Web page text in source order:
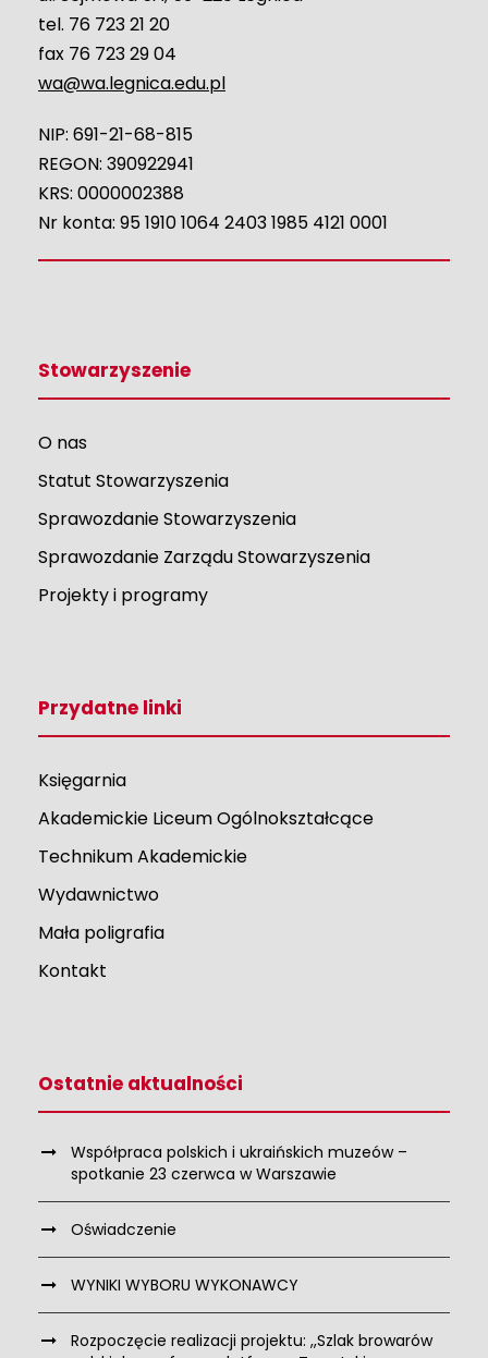
tel. 76 723 21 20
fax 76 723 29 04
wa@wa.legnica.edu.pl
NIP: 691-21-68-815
REGON: 390922941
KRS: 0000002388
Nr konta: 95 1910 1064 2403 1985 4121 0001
Stowarzyszenie
O nas
Statut Stowarzyszenia
Sprawozdanie Stowarzyszenia
Sprawozdanie Zarządu Stowarzyszenia
Projekty i programy
Przydatne linki
Księgarnia
Akademickie Liceum Ogólnokształcące
Technikum Akademickie
Wydawnictwo
Mała poligrafia
Kontakt
Ostatnie aktualności
Współpraca polskich i ukraińskich muzeów –
spotkanie 23 czerwca w Warszawie
Oświadczenie
WYNIKI WYBORU WYKONAWCY
Rozpoczęcie realizacji projektu: ,,Szlak browarów